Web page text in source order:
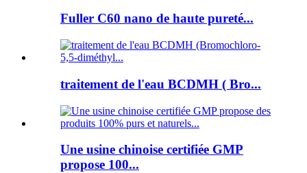
Fuller C60 nano de haute pureté...
traitement de l'eau BCDMH ( Bro...
Une usine chinoise certifiée GMP
propose 100...